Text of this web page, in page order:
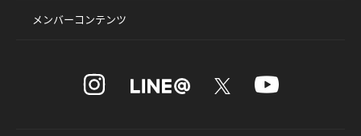
メンバーコンテンツ